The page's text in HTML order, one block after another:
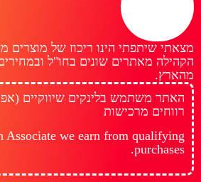
מצאתי שיתפתי הינו ריכוז של מוצרים
הקהילה מאתרים שונים בחו"ל
מהארץ.
האתר משתמש בלינקים שיווקיים
רווחים מרכישות
Associate we earn from qualifying
purchases.